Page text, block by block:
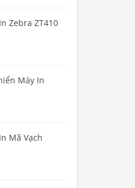
Zebra ZT410
Máy In
Mã Vạch